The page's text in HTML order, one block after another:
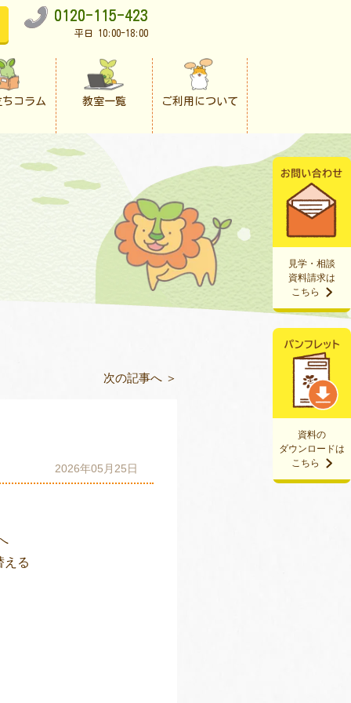
0120-115-423
平日 10:00-18:00
コラム 教室一覧 ご利用について
資料の
ダウンロードは
こちら
見学・相談
資料請求は
こちら
次の記事へ ＞
2026年05月25日
える